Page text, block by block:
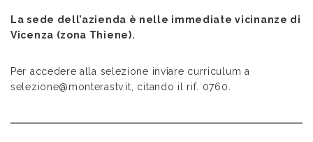
La sede dell’azienda è nelle immediate vicinanze di
Vicenza (zona Thiene).
Per accedere alla selezione inviare curriculum a
selezione@monterastv.it, citando il rif. 0760.